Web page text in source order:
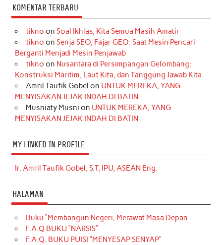
KOMENTAR TERBARU
tikno on Soal Ikhlas, Kita Semua Masih Amatir
tikno on Senja SEO, Fajar GEO: Saat Mesin Pencari
Berganti Menjadi Mesin Penjawab
tikno on Nusantara di Persimpangan Gelombang:
Konstruksi Maritim, Laut Kita, dan Tanggung Jawab Kita
Amril Taufik Gobel on UNTUK MEREKA, YANG
MENYISAKAN JEJAK INDAH DI BATIN
Musniaty Musni on UNTUK MEREKA, YANG
MENYISAKAN JEJAK INDAH DI BATIN
MY LINKED IN PROFILE
Ir. Amril Taufik Gobel, S.T, IPU, ASEAN Eng.
HALAMAN
Buku “Membangun Negeri, Merawat Masa Depan
F.A.Q BUKU “NARSIS”
F.A.Q. BUKU PUISI “MENYESAP SENYAP”